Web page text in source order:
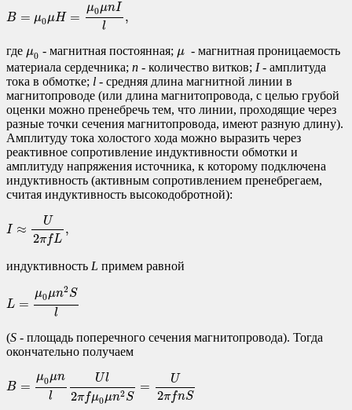
B = μ0μH =
μ0μnI
l
,
где μ0
μ - магнитная постоянная; μ
μ - магнитная проницаемость
материала сердечника; n - количество витков; I- амплитуда
тока в обмотке; l - средняя длина магнитной линии в
магнитопроводе (или длина магнитопровода, с целью грубой
оценки можно пренебречь тем, что линии, проходящие через
разные точки сечения магнитопровода, имеют разную длину).
Амплитуду тока холостого хода можно выразить через
реактивное сопротивление индуктивности обмотки и
амплитуду напряжения источника, к которому подключена
индуктивность (активным сопротивлением пренебрегаем,
считая индуктивность высокодобротной):
I ≈ U
2πfL
,
πfL
индуктивность L примем равной
L =
μ0μn2S
l
S l
(S - площадь поперечного сечения магнитопровода). Тогда
окончательно получаем
B =
μ0μn
l
Ul
2πfμ0μn2S
= U
2πfnS
μ μnl μ0μ nS